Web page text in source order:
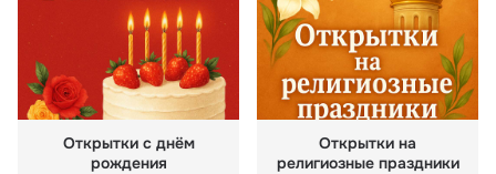
Открытки с днём
рождения
Открытки на
религиозные праздники